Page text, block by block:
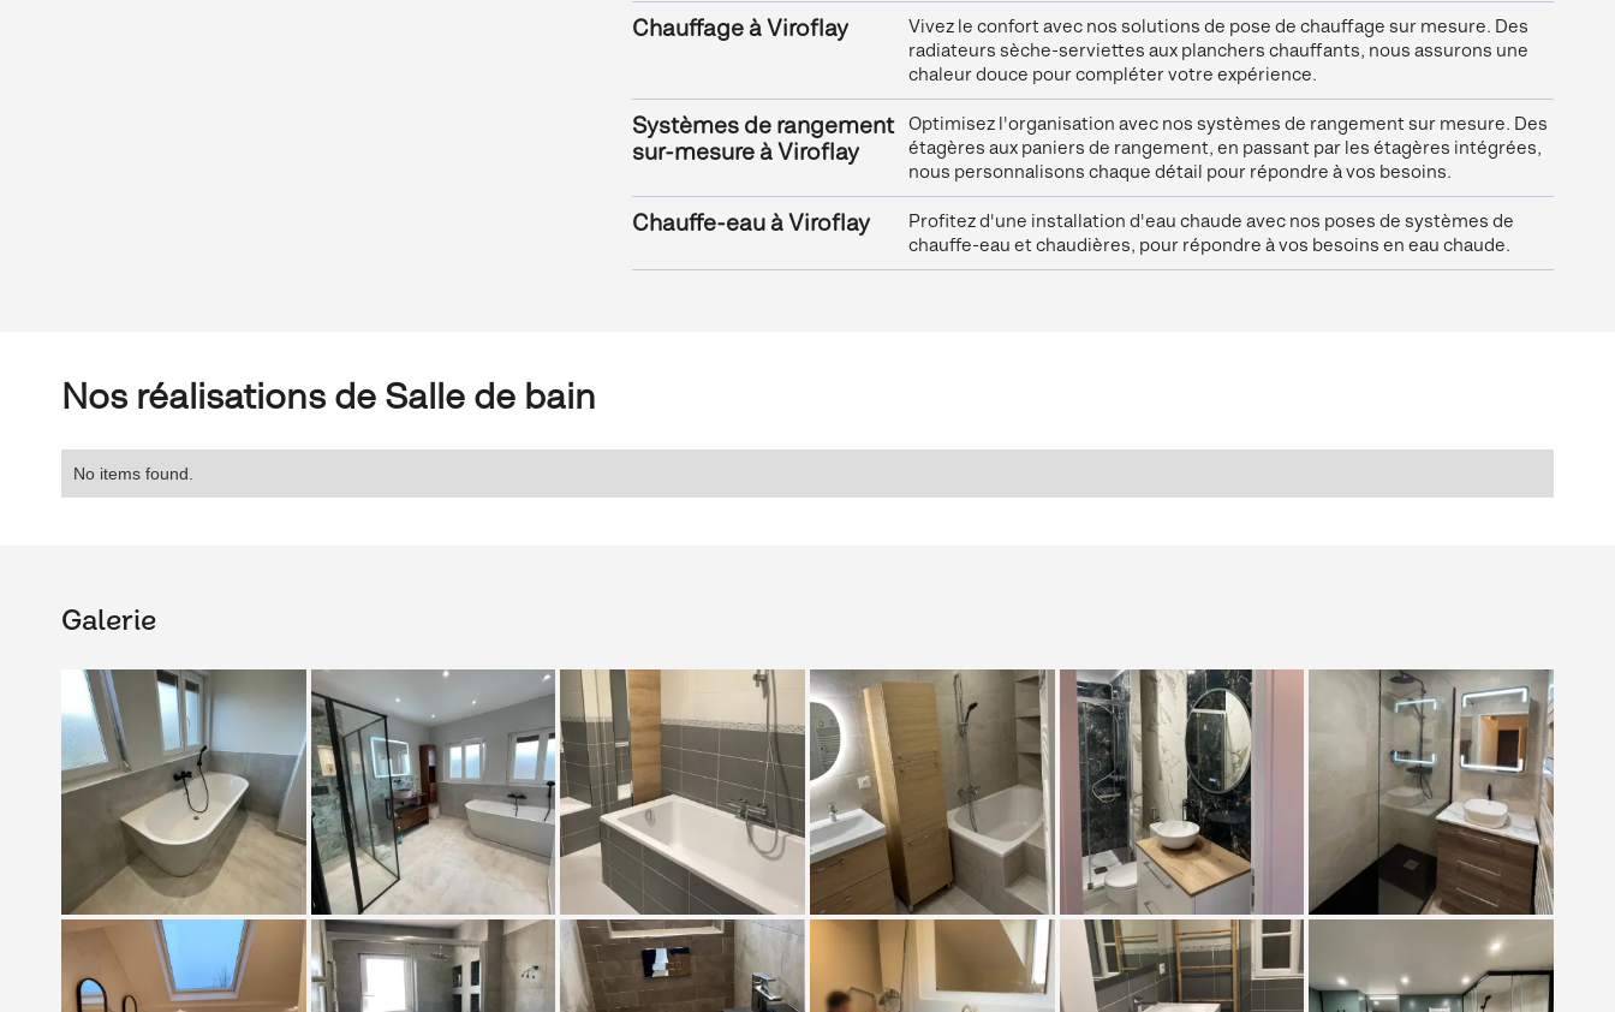
Chauffage à Viroflay
Vivez le confort avec nos solutions de pose de chauffage sur mesure. Des
radiateurs sèche-serviettes aux planchers chauffants, nous assurons une
chaleur douce pour compléter votre expérience.
Systèmes de rangement
sur-mesure à Viroflay
Optimisez l'organisation avec nos systèmes de rangement sur mesure. Des
étagères aux paniers de rangement, en passant par les étagères intégrées,
nous personnalisons chaque détail pour répondre à vos besoins.
Chauffe-eau à Viroflay
Profitez d'une installation d'eau chaude avec nos poses de systèmes de
chauffe-eau et chaudières, pour répondre à vos besoins en eau chaude.
Nos réalisations de Salle de bain
No items found.
Galerie